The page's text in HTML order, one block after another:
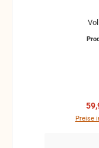
Preise